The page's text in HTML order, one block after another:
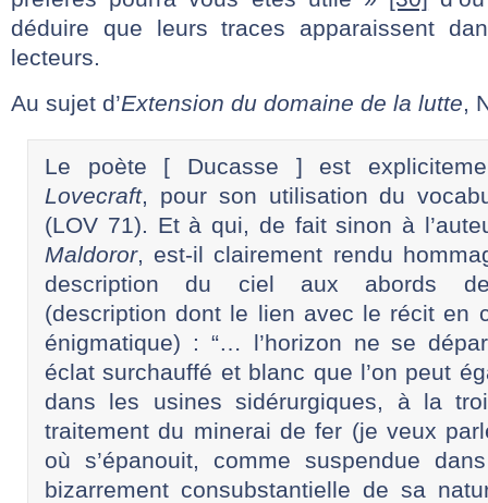
déduire que leurs traces apparaissent
lecteurs.
Au sujet d’Extension du domaine de la lutte,
Le poète [ Ducasse ] est
Lovecraft, pour son utilisation du
(LOV 71). Et à qui, de fait sinon à
Maldoror, est-il clairement rendu
description du ciel aux abords de
(description dont le lien avec le récit en
énigmatique) : “… l’horizon ne se
éclat surchauffé et blanc que l’on peut
dans les usines sidérurgiques, à la
traitement du minerai de fer (je veux
où s’épanouit, comme suspendue
bizarrement consubstantielle de sa